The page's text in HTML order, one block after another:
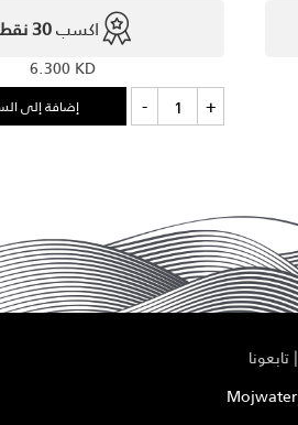
اكسب30 نقطة
6.300KD
- كمية
عبوات
بطل)
+ إضافة إلى
|تابعونا
Mojwater